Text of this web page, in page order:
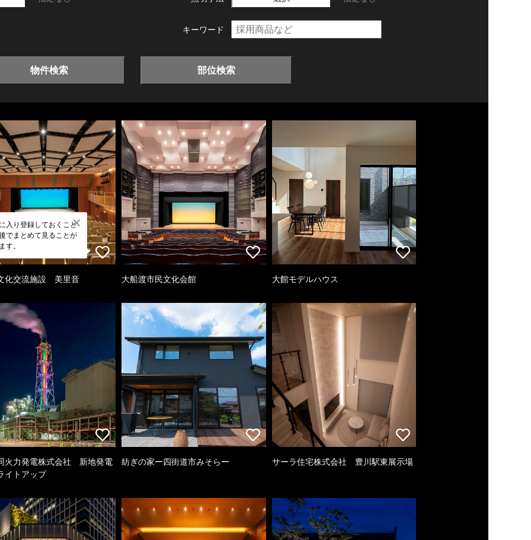
キーワード
物件検索 部位検索
入り登録しておくこと
でまとめて見ることが
す。
化交流施設 美里音 大船渡市民文化会館 大館モデルハウス
火力発電株式会社 新地発電
イトアップ
紡ぎの家ー四街道市みそらー サーラ住宅株式会社 豊川駅東展示場